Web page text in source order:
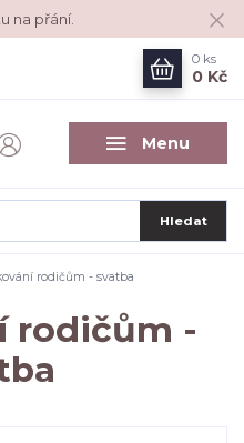
na přání.
Menu
Hledat
0 ks
0 Kč
rodičům - svatba
rodičům -